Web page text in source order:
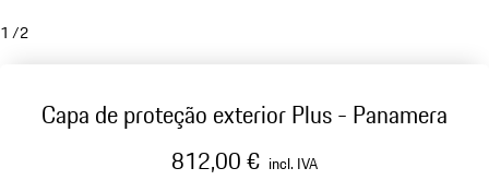
1 /2
Capa de proteção exterior Plus - Panamera
812,00 € incl. IVA